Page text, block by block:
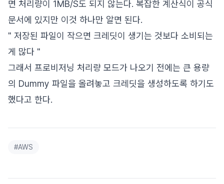
면 처리량이 1MB/S도 되지 않는다. 복잡한 계산식이 공식
문서에 있지만 이것 하나만 알면 된다.
" 저장된 파일이 작으면 크레딧이 생기는 것보다 소비되는
게 많다 "
그래서 프로비저닝 처리량 모드가 나오기 전에는 큰 용량
의 Dummy 파일을 올려놓고 크레딧을 생성하도록 하기도
했다고 한다.
#AWS